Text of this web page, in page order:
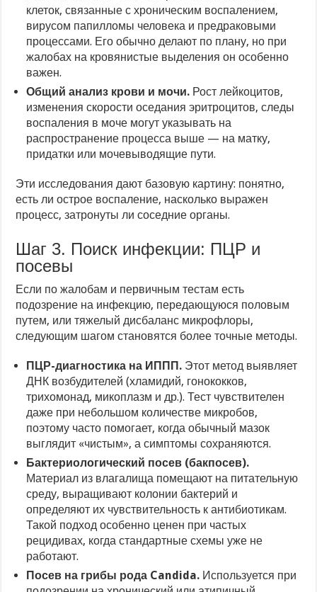
клеток, связанные с хроническим воспалением,
вирусом папилломы человека и предраковыми
процессами. Его обычно делают по плану, но при
жалобах на кровянистые выделения он особенно
важен.
Общий анализ крови и мочи. Рост лейкоцитов,
изменения скорости оседания эритроцитов, следы
воспаления в моче могут указывать на
распространение процесса выше — на матку,
придатки или мочевыводящие пути.
Эти исследования дают базовую картину: понятно,
есть ли острое воспаление, насколько выражен
процесс, затронуты ли соседние органы.
Шаг 3. Поиск инфекции: ПЦР и
посевы
Если по жалобам и первичным тестам есть
подозрение на инфекцию, передающуюся половым
путем, или тяжелый дисбаланс микрофлоры,
следующим шагом становятся более точные методы.
ПЦР-диагностика на ИППП. Этот метод выявляет
ДНК возбудителей (хламидий, гонококков,
трихомонад, микоплазм и др.). Тест чувствителен
даже при небольшом количестве микробов,
поэтому часто помогает, когда обычный мазок
выглядит «чистым», а симптомы сохраняются.
Бактериологический посев (бакпосев).
Материал из влагалища помещают на питательную
среду, выращивают колонии бактерий и
определяют их чувствительность к антибиотикам.
Такой подход особенно ценен при частых
рецидивах, когда стандартные схемы уже не
работают.
Посев на грибы рода Candida. Используется при